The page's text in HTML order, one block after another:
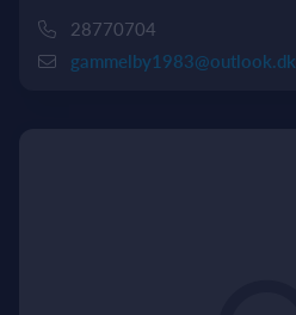
28770704
gammelby1983@outlook.dk